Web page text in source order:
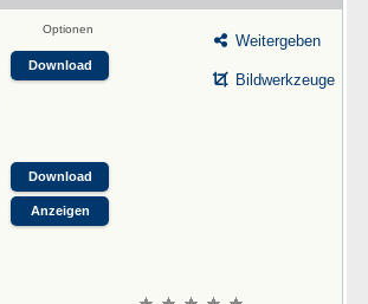
Optionen
Download
Download
Anzeigen
Weitergeben
Bildwerkzeuge